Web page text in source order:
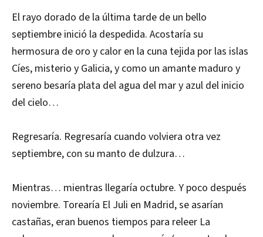
El rayo dorado de la última tarde de un bello
septiembre inició la despedida. Acostaría su
hermosura de oro y calor en la cuna tejida por las islas
Cíes, misterio y Galicia, y como un amante maduro y
sereno besaría plata del agua del mar y azul del inicio
del cielo…
Regresaría. Regresaría cuando volviera otra vez
septiembre, con su manto de dulzura…
Mientras… mientras llegaría octubre. Y poco después
noviembre. Torearía El Juli en Madrid, se asarían
castañas, eran buenos tiempos para releer La